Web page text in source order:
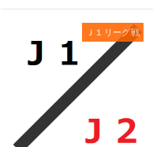
Ｊ１リーグ戦